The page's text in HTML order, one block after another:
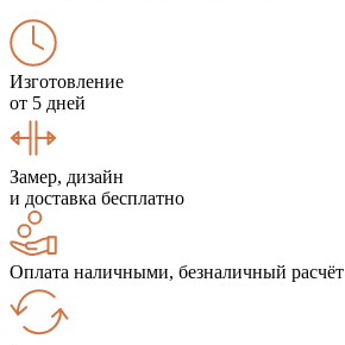
Изготовление
от 5 дней
Замер, дизайн
и доставка бесплатно
Оплата наличными, безналичный расчёт